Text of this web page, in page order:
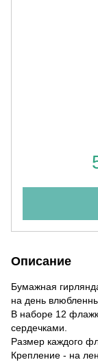
Описание
Бумажная
на день
В наборе 12
сердечками.
Размер каждого
Крепление - на